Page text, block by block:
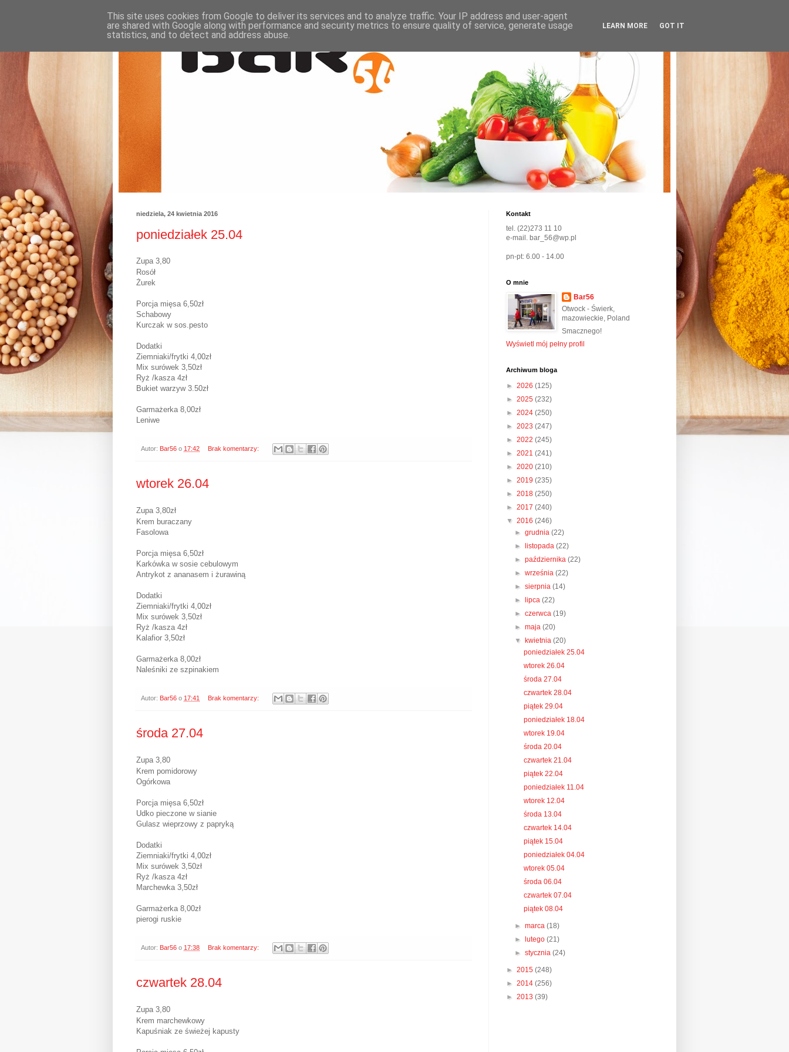
niedziela, 24 kwietnia 2016
poniedziałek 25.04
Zupa 3,80
Rosół
Żurek
Porcja mięsa 6,50zł
Schabowy
Kurczak w sos.pesto
Dodatki
Ziemniaki/frytki 4,00zł
Mix surówek 3,50zł
Ryż /kasza 4zł
Bukiet warzyw 3.50zł
Garmażerka 8,00zł
Leniwe
Autor: Bar56 o 17:42 Brak komentarzy:
wtorek 26.04
Zupa 3,80zł
Krem buraczany
Fasolowa
Porcja mięsa 6,50zł
Karkówka w sosie cebulowym
Antrykot z ananasem i żurawiną
Dodatki
Ziemniaki/frytki 4,00zł
Mix surówek 3,50zł
Ryż /kasza 4zł
Kalafior 3,50zł
Garmażerka 8,00zł
Naleśniki ze szpinakiem
Autor: Bar56 o 17:41 Brak komentarzy:
środa 27.04
Zupa 3,80
Krem pomidorowy
Ogórkowa
Porcja mięsa 6,50zł
Udko pieczone w sianie
Gulasz wieprzowy z papryką
Dodatki
Ziemniaki/frytki 4,00zł
Mix surówek 3,50zł
Ryż /kasza 4zł
Marchewka 3,50zł
Garmażerka 8,00zł
pierogi ruskie
Autor: Bar56 o 17:38 Brak komentarzy:
czwartek 28.04
Zupa 3,80
Krem marchewkowy
Kapuśniak ze świeżej kapusty
Kontakt
tel. (22)273 11 10
e-mail. bar_56@wp.pl
pn-pt: 6.00 - 14.00
O mnie
Bar56
Otwock - Świerk,
mazowieckie, Poland
Smacznego!
Wyświetl mój pełny profil
Archiwum bloga
► 2026 (125)
► 2025 (232)
► 2024 (250)
► 2023 (247)
► 2022 (245)
► 2021 (241)
► 2020 (210)
► 2019 (235)
► 2018 (250)
► 2017 (240)
▼ 2016 (246)
►grudnia(22)
►
listopada(22)
►października(22)
►września(22)
►sierpnia(14)
►
lipca(22)
►czerwca(19)
►maja(20)
▼
kwietnia(20)
poniedziałek 25.04
wtorek 26.04
środa 27.04
czwartek 28.04
piątek 29.04
poniedziałek 18.04
wtorek 19.04
środa 20.04
czwartek 21.04
piątek 22.04
poniedziałek 11.04
wtorek 12.04
środa 13.04
czwartek 14.04
piątek 15.04
poniedziałek 04.04
wtorek 05.04
środa 06.04
czwartek 07.04
piątek 08.04
►marca(18)
►
lutego(21)
►stycznia(24)
► 2015 (248)
► 2014 (256)
► 2013 (39)
This site uses cookies from Google to deliver its services and to analyze traffic. Your IP address and user-agent
are shared with Google along with performance and security metrics to ensure quality of service, generate usage
statistics, and to detect and address abuse.
LEARN MORE GOT IT